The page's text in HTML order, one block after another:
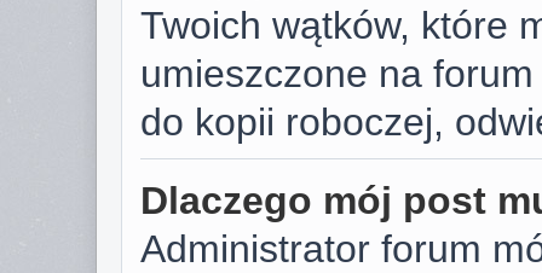
Twoich wątków, które
umieszczone na
do kopii roboczej,
Dlaczego mój post
Administrator forum